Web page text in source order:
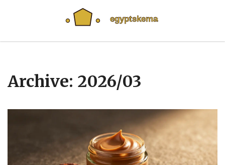
Archive: 2026/03